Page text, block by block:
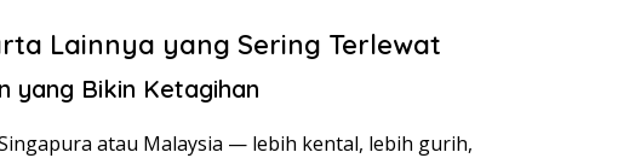
Lainnya yang Sering Terlewat
yang Bikin Ketagihan
atau Malaysia — lebih kental, lebih gurih,